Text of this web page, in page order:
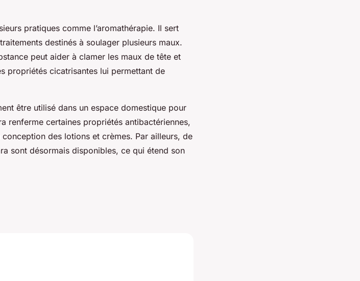
pratiques comme l’aromathérapie. Il sert
destinés à soulager plusieurs maux.
peut aider à clamer les maux de tête et
propriétés cicatrisantes lui permettant de
être utilisé dans un espace domestique pour
renferme certaines propriétés antibactériennes,
des lotions et crèmes. Par ailleurs, de
sont désormais disponibles, ce qui étend son